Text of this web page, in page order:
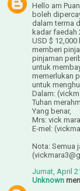
Hello am
boleh
dalam terma
kadar faedah
USD $
memberi
pinjaman
untuk
memerlukan
untuk
Dalam:
Tuhan
Yang benar,
Mrs: vick mara
E-mel:
Nota: Semua
Jumat, April
Unknown